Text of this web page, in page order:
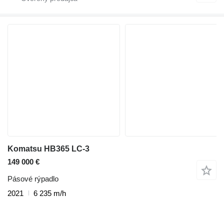
Komatsu HB365 LC-3
149 000 €
Pásové rýpadlo
2021
6 235 m/h